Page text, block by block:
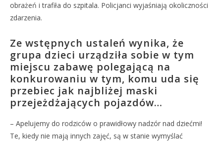
obrażeń i trafiła do szpitala. Policjanci wyjaśniają okoliczności
zdarzenia.
Ze wstępnych ustaleń wynika, że
grupa dzieci urządziła sobie w tym
miejscu zabawę polegającą na
konkurowaniu w tym, komu uda się
przebiec jak najbliżej maski
przejeżdżających pojazdów…
– Apelujemy do rodziców o prawidłowy nadzór nad dziećmi!
Te, kiedy nie mają innych zajęć, są w stanie wymyślać